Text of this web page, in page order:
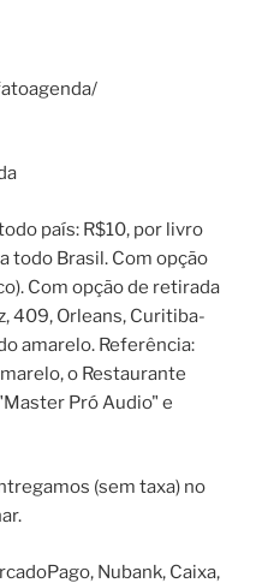
país: R$10, por livro
todo Brasil. Com opção
Com opção de retirada
409, Orleans, Curitiba-
amarelo. Referência:
o Restaurante
Pró Audio" e
(sem taxa) no
Nubank, Caixa,